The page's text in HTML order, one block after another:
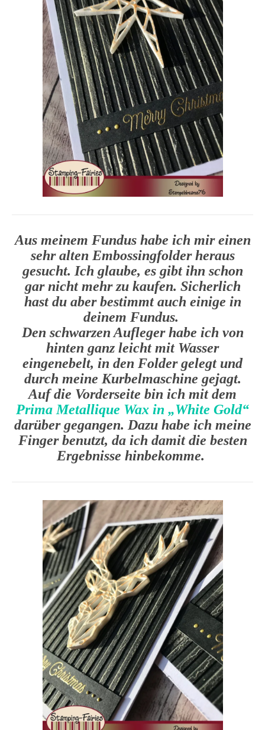
Aus meinem Fundus habe ich mir einen
sehr alten Embossingfolder heraus
gesucht. Ich glaube, es gibt ihn schon
gar nicht mehr zu kaufen. Sicherlich
hast du aber bestimmt auch einige in
deinem Fundus.
Den schwarzen Aufleger habe ich von
hinten ganz leicht mit Wasser
eingenebelt, in den Folder gelegt und
durch meine Kurbelmaschine gejagt.
Auf die Vorderseite bin ich mit dem
Prima Metallique Wax in „White Gold“
darüber gegangen. Dazu habe ich meine
Finger benutzt, da ich damit die besten
Ergebnisse hinbekomme.